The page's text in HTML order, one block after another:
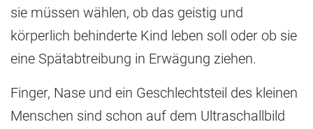
sie müssen wählen, ob das geistig und
körperlich behinderte Kind leben soll oder ob sie
eine Spätabtreibung in Erwägung ziehen.
Finger, Nase und ein Geschlechtsteil des kleinen
Menschen sind schon auf dem Ultraschallbild